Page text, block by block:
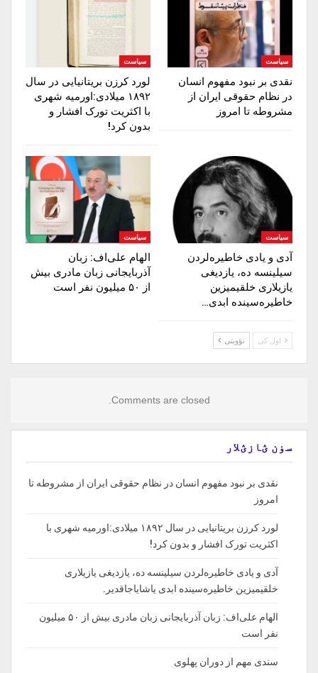
سیاست
نقدی بر نبود مفهوم انسان
در نظام حقوقی ایران از
مشروطه تا امروز
سیاست
لورد کرزن بریتانیایی در سال
۱۸۹۲ میلادی:اورمیه شهری
با اکثریت تورک افشار و
بدون کرد!
سیاست
آدی و یادی خاطیره‌لردن
سیلینسه ده، یازدیغی
یازیلاری خلقیمیزین
خاطیره‌سینده ابدی…
سیاست
الهام علی‌اف: زبان
آذربایجانی زبان مادری بیش
از ۵۰ میلیون نفر است
اول کی نؤوبتی
Comments are closed.
سۏن ؽازؽلار
نقدی بر نبود مفهوم انسان در نظام حقوقی ایران از مشروطه تا
امروز
لورد کرزن بریتانیایی در سال ۱۸۹۲ میلادی:اورمیه شهری با
اکثریت تورک افشار و بدون کرد!
آدی و یادی خاطیره‌لردن سیلینسه ده، یازدیغی یازیلاری
خلقیمیزین خاطیره‌سینده ابدی یاشایاجاقدیر.
الهام علی‌اف: زبان آذربایجانی زبان مادری بیش از ۵۰ میلیون
نفر است
سندی مهم از دوران پهلوی